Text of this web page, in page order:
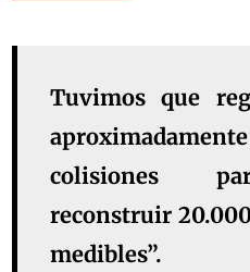
Tuvimos que
colisiones
reconstruir
medibles”.